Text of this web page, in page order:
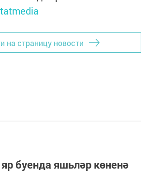
на страницу новости
буенда яшьләр көненә